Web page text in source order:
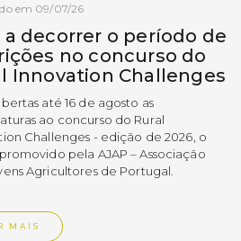
em 09/07/26
a decorrer o período de
no concurso do
Innovation Challenges
até 16 de agosto as
ao concurso do Rural
Challenges - edição de 2026, o
pela AJAP – Associação
Agricultores de Portugal.
MAIS